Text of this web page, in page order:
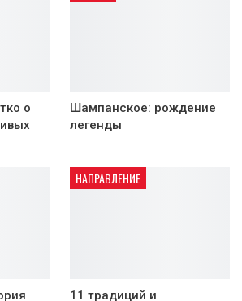
о
Шампанское: рождение
легенды
НАПРАВЛЕНИЕ
11 традиций и